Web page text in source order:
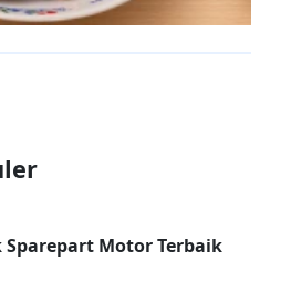
Sparepart Motor Terbaik